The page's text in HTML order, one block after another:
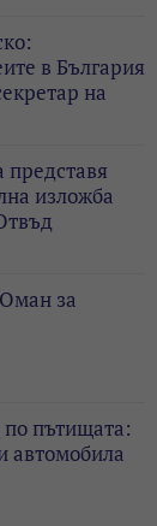
в България
на
представя
изложба
за
пътищата:
автомобила